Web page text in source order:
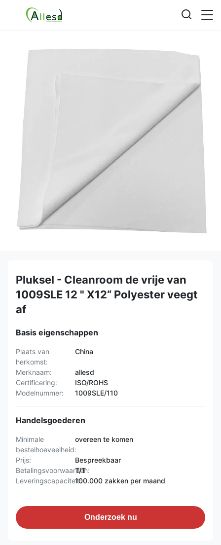
Pluksel - Cleanroom de vrije van
1009SLE 12 " X12“ Polyester veegt
af
Basis eigenschappen
Plaats van
herkomst:
China
Merknaam:
allesd
Certificering:
ISO/ROHS
Modelnummer:
1009SLE/110
Handelsgoederen
Minimale
bestelhoeveelheid:
overeen te komen
Prijs:
Bespreekbaar
Betalingsvoorwaarden:
T/T
Leveringscapaciteit:100.000 zakken per maand
Onderzoek nu